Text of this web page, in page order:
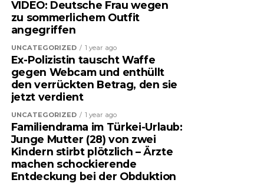
VIDEO: Deutsche Frau wegen
zu sommerlichem Outfit
angegriffen
UNCATEGORIZED 1 year ago
Ex-Polizistin tauscht Waffe
gegen Webcam und enthüllt
den verrückten Betrag, den sie
jetzt verdient
UNCATEGORIZED 1 year ago
Familiendrama im Türkei-Urlaub:
Junge Mutter (28) von zwei
Kindern stirbt plötzlich – Ärzte
machen schockierende
Entdeckung bei der Obduktion